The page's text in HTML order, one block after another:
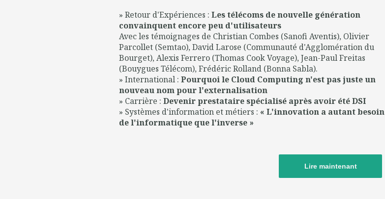
» Retour d'Expériences : Les télécoms de nouvelle génération
convainquent encore peu d'utilisateurs
Avec les témoignages de Christian Combes (Sanofi Aventis), Olivier
Parcollet (Semtao), David Larose (Communauté d'Agglomération du
Bourget), Alexis Ferrero (Thomas Cook Voyage), Jean-Paul Freitas
(Bouygues Télécom), Frédéric Rolland (Bonna Sabla).
» International : Pourquoi le Cloud Computing n'est pas juste un
nouveau nom pour l'externalisation
» Carrière : Devenir prestataire spécialisé après avoir été DSI
» Systèmes d'information et métiers : « L'innovation a autant besoin
de l'informatique que l'inverse »
Lire maintenant